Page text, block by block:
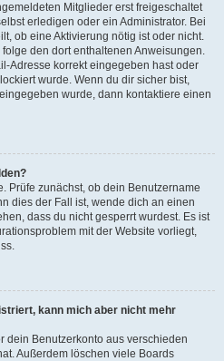
Mitglieder erst freigeschaltet
erledigen oder ein Administrator. Bei
ob eine Aktivierung nötig ist oder nicht.
den dort enthaltenen Anweisungen.
Adresse korrekt eingegeben hast oder
wurde. Wenn du dir sicher bist,
wurde, dann kontaktiere einen
Prüfe zunächst, ob dein Benutzername
dies der Fall ist, wende dich an einen
dass du nicht gesperrt wurdest. Es ist
mit der Website vorliegt,
kann mich aber nicht mehr
dein Benutzerkonto aus verschieden
Außerdem löschen viele Boards